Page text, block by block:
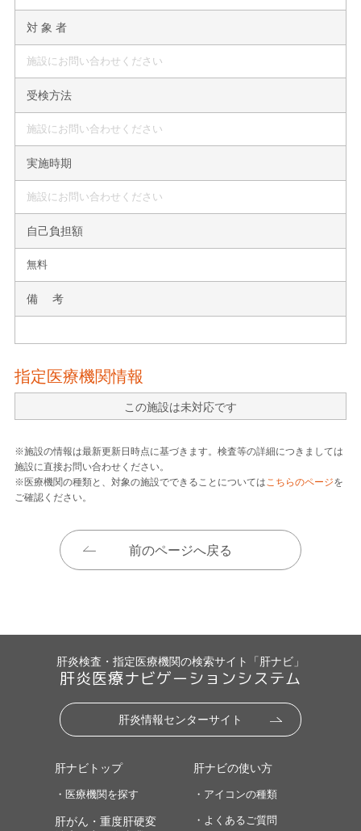
対 象 者
施設にお問い合わせください
受検方法
施設にお問い合わせください
実施時期
施設にお問い合わせください
自己負担額
無料
備 考
指定医療機関情報
この施設は未対応です
※施設の情報は最新更新日時点に基づきます。検査等の詳細につきましては
施設に直接お問い合わせください。
※医療機関の種類と、対象の施設でできることについてはこちらのページを
ご確認ください。
前のページへ戻る
肝炎検査・指定医療機関の検索サイト「肝ナビ」
肝炎医療ナビゲーションシステム
肝炎情報センターサイト
肝ナビトップ
・医療機関を探す
肝がん・重度肝硬変
肝ナビの使い方
・アイコンの種類
・よくあるご質問